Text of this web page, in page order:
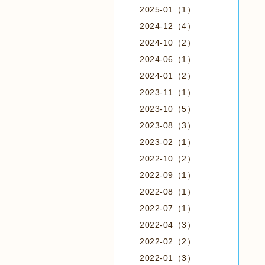
2025-01（1）
2024-12（4）
2024-10（2）
2024-06（1）
2024-01（2）
2023-11（1）
2023-10（5）
2023-08（3）
2023-02（1）
2022-10（2）
2022-09（1）
2022-08（1）
2022-07（1）
2022-04（3）
2022-02（2）
2022-01（3）